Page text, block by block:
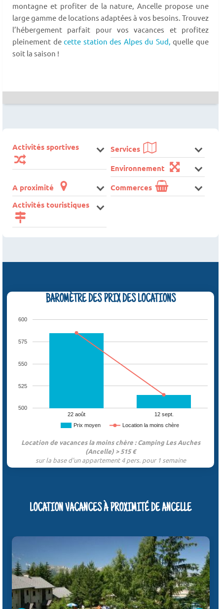
montagne et profiter de la nature, Ancelle propose une
large gamme de locations adaptées à vos besoins. Trouvez
l’hébergement parfait pour vos vacances et profitez
pleinement decette station des Alpes du Sud, quelle que
soit la saison !
Activités sportives
Services
Environnement
A proximité
Commerces
Activités touristiques
BAROMÈTRE DES PRIX DES LOCATIONS
Prix moyen Location la moins chère
22 août 12 sept.
500
525
550
575
600
Location de vacances la moins chère : Camping Les Auches
(Ancelle) > 515 €
sur la base d'un appartement 4 pers. pour 1 semaine
LOCATION VACANCES À PROXIMITÉ DE ANCELLE